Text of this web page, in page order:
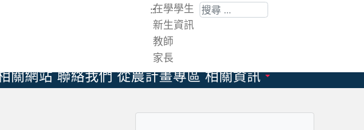
:::在學學生
新生資訊
教師
家長
搜尋
關網站 聯絡我們 從農計畫專區 相關資訊